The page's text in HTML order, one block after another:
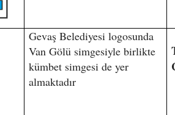
Gevaş Belediyesi logosunda
Van Gölü simgesiyle birlikte
kümbet simgesi de yer
almaktadır